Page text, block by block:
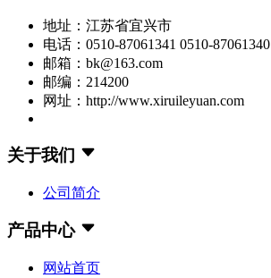
地址：江苏省宜兴市
电话：0510-87061341 0510-87061340
邮箱：bk@163.com
邮编：214200
网址：http://www.xiruileyuan.com
关于我们
公司简介
产品中心
网站首页